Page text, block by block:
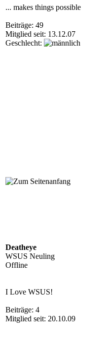
... makes things possible
Beiträge: 49
Mitglied seit: 13.12.07
Geschlecht:
Deatheye
WSUS Neuling
Offline
I Love WSUS!
Beiträge: 4
Mitglied seit: 20.10.09